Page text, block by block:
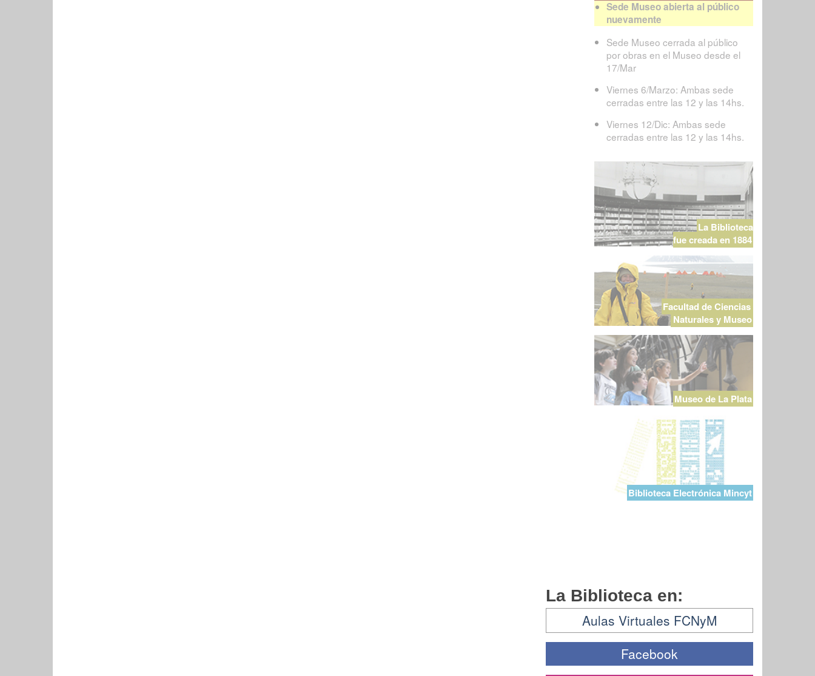
Sede Museo abierta al público
nuevamente
Sede Museo cerrada al público
por obras en el Museo desde el
17/Mar
Viernes 6/Marzo: Ambas sede
cerradas entre las 12 y las 14hs.
Viernes 12/Dic: Ambas sede
cerradas entre las 12 y las 14hs.
La Biblioteca
fue creada en 1884
Facultad de Ciencias
Naturales y Museo
Museo de La Plata
Biblioteca Electrónica Mincyt
La Biblioteca en:
Aulas Virtuales FCNyM
Facebook